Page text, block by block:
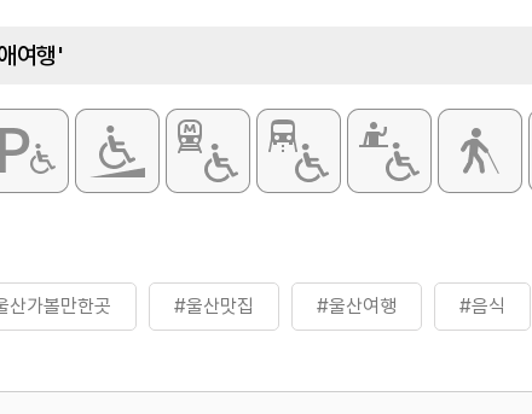
여행'
산가볼만한곳 #울산맛집 #울산여행 #음식